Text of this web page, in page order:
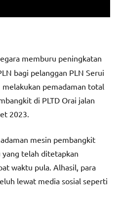
memburu peningkatan
bagi pelanggan PLN Serui
melakukan pemadaman total
di PLTD Orai jalan
2023.
mesin pembangkit
yang telah ditetapkan
waktu pula. Alhasil, para
lewat media sosial seperti